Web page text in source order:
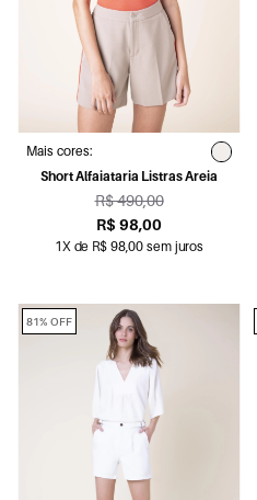
Mais cores:
Short Alfaiataria Listras Areia
R$ 490,00
R$ 98,00
1X de R$ 98,00 sem juros
81% OFF